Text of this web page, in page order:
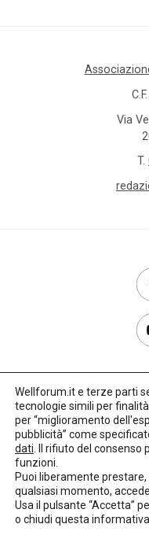
Via
T.
Credits: LO Studio
Wellforum.it e terze parti
tecnologie simili per
per “miglioramento
pubblicità” come
dati . Il rifiuto del
funzioni.
Puoi liberamente
qualsiasi momento,
Usa il pulsante “Accetta”
o chiudi questa